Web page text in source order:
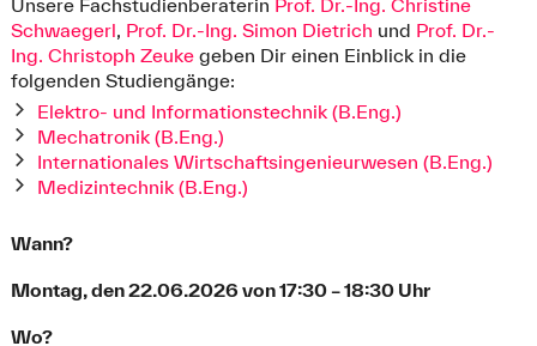
Unsere Fachstudienberaterin Prof. Dr.-Ing. Christine
Schwaegerl, Prof. Dr.-Ing. Simon Dietrich und Prof. Dr.-
Ing. Christoph Zeukegeben Dir einen Einblick in die
folgenden Studiengänge:
Elektro- und Informationstechnik (B.Eng.)
Mechatronik (B.Eng.)
Internationales Wirtschaftsingenieurwesen (B.Eng.)
Medizintechnik (B.Eng.)
Wann?
Montag, den 22.06.2026 von 17:30 – 18:30 Uhr
Wo?